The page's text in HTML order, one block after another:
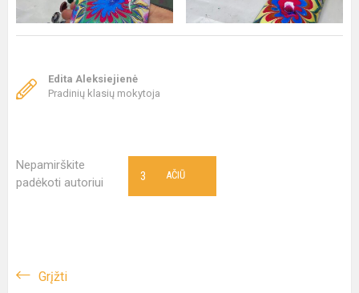
Edita Aleksiejienė
Pradinių klasių mokytoja
Nepamirškite
padėkoti autoriui
AČIŪ
3
Grįžti